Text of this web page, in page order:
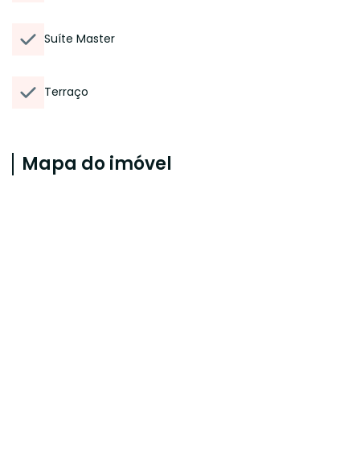
Suíte Master
Terraço
Mapa do imóvel